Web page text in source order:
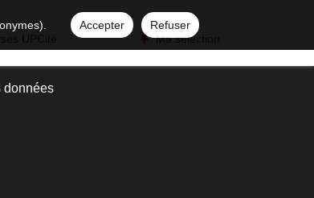
Accepter
Refuser
Ma sélection
données